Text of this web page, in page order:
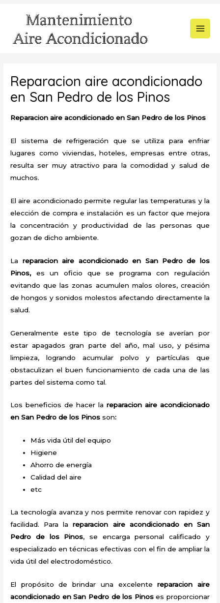
contenido
Reparacion aire acondicionado
en San Pedro de los Pinos
Reparacion aire acondicionado en San Pedro de los Pinos
El sistema de refrigeración que se utiliza para enfriar
lugares como viviendas, hoteles, empresas entre otras,
resulta ser muy atractivo para la comodidad y salud de
muchos.
El aire acondicionado permite regular las temperaturas y la
elección de compra e instalación es un factor que mejora
la concentración y productividad de las personas que
gozan de dicho ambiente.
La reparacion aire acondicionado en San Pedro de los
Pinos,es un oficio que se programa con regulación
evitando que las zonas acumulen malos olores, creación
de hongos y sonidos molestos afectando directamente la
salud.
Generalmente este tipo de tecnología se averían por
estar apagados gran parte del año, mal uso, y pésima
limpieza, logrando acumular polvo y partículas que
obstaculizan el buen funcionamiento de cada una de las
partes del sistema como tal.
Los beneficios de hacer la reparacion aire acondicionado
en San Pedro de los Pinosson:
Más vida útil del equipo
Higiene
Ahorro de energía
Calidad del aire
etc
La tecnología avanza y nos permite renovar con rapidez y
facilidad. Para lareparacion aire acondicionado en San
Pedro de los Pinos, se encarga personal calificado y
especializado en técnicas efectivas con el fin de ampliar la
vida útil del electrodoméstico.
El propósito de brindar una excelentereparacion aire
acondicionado en San Pedro de los Pinoses proporcionar